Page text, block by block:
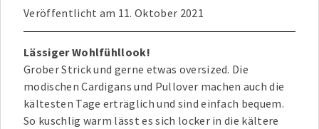
Veröffentlicht am 11. Oktober 2021
Lässiger Wohlfühllook!
Grober Strick und gerne etwas oversized. Die
modischen Cardigans und Pullover machen auch die
kältesten Tage erträglich und sind einfach bequem.
So kuschlig warm lässt es sich locker in die kältere